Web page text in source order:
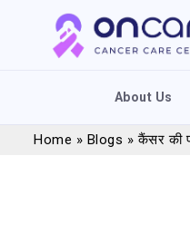
About Us
Home » Blogs »कैंसर की